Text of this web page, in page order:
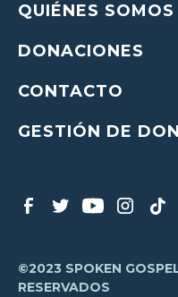
QUIÉNES SOMOS
DONACIONES
CONTACTO
GESTIÓN DE
©2023 SPOKEN
RESERVADOS